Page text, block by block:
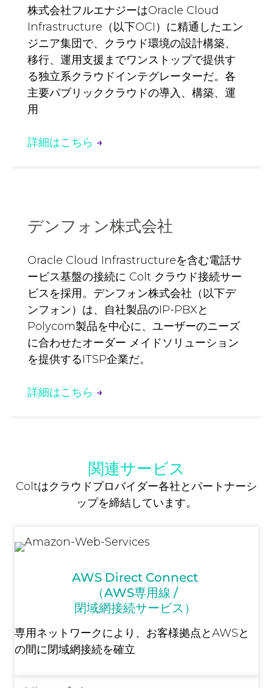
株式会社フルエナジーはOracle Cloud
Infrastructure（以下OCI）に精通したエン
ジニア集団で、クラウド環境の設計構築、
移行、運用支援までワンストップで提供す
る独立系クラウドインテグレーターだ。各
主要パブリッククラウドの導入、構築、運
用
詳細はこちら →
デンフォン株式会社
Oracle Cloud Infrastructureを含む電話サ
ービス基盤の接続に Colt クラウド接続サー
ビスを採用。デンフォン株式会社（以下デ
ンフォン）は、自社製品のIP-PBXと
Polycom製品を中心に、ユーザーのニーズ
に合わせたオーダー メイドソリューション
を提供するITSP企業だ。
詳細はこちら →
関連サービス
Coltはクラウドプロバイダー各社とパートナーシ
ップを締結しています。
AWS Direct Connect
（AWS専用線 /
閉域網接続サービス）
専用ネットワークにより、お客様拠点とAWSと
の間に閉域網接続を確立